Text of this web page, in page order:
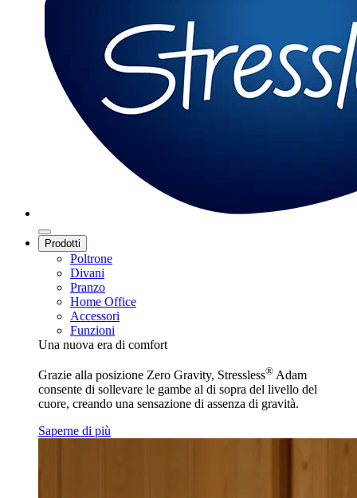
Prodotti
Poltrone
Divani
Pranzo
Home Office
Accessori
Funzioni
Una nuova era di comfort
Grazie alla posizione Zero Gravity, Stressless® Adam
consente di sollevare le gambe al di sopra del livello del
cuore, creando una sensazione di assenza di gravità.
Saperne di più